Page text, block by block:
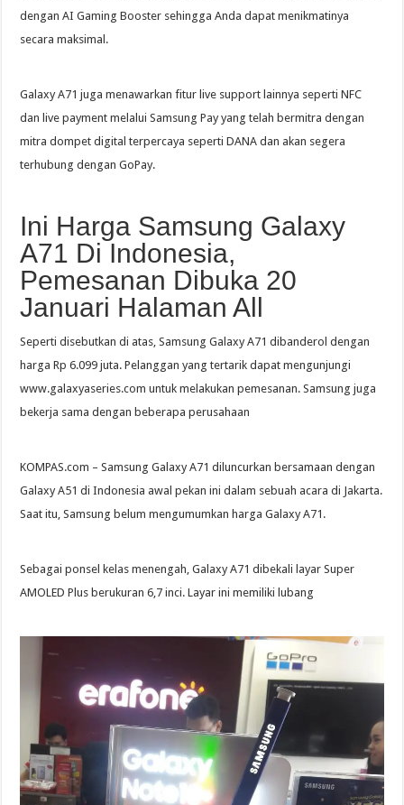
dengan AI Gaming Booster sehingga Anda dapat menikmatinya
secara maksimal.
Galaxy A71 juga menawarkan fitur live support lainnya seperti NFC
dan live payment melalui Samsung Pay yang telah bermitra dengan
mitra dompet digital terpercaya seperti DANA dan akan segera
terhubung dengan GoPay.
Ini Harga Samsung Galaxy
A71 Di Indonesia,
Pemesanan Dibuka 20
Januari Halaman All
Seperti disebutkan di atas, Samsung Galaxy A71 dibanderol dengan
harga Rp 6.099 juta. Pelanggan yang tertarik dapat mengunjungi
www.galaxyaseries.com untuk melakukan pemesanan. Samsung juga
bekerja sama dengan beberapa perusahaan
KOMPAS.com – Samsung Galaxy A71 diluncurkan bersamaan dengan
Galaxy A51 di Indonesia awal pekan ini dalam sebuah acara di Jakarta.
Saat itu, Samsung belum mengumumkan harga Galaxy A71.
Sebagai ponsel kelas menengah, Galaxy A71 dibekali layar Super
AMOLED Plus berukuran 6,7 inci. Layar ini memiliki lubang